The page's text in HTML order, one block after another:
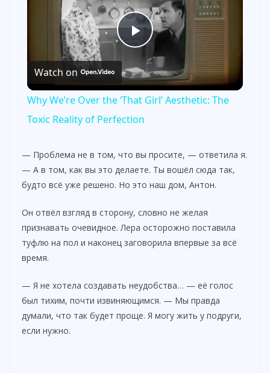
P
l
a
y
V
i
e
Watch on
Why We’re Over the ‘That Girl’ Aesthetic: The
Toxic Reality of Perfection
— Проблема не в том, что вы просите, — ответила я.
— А в том, как вы это делаете. Ты вошёл сюда так,
будто всё уже решено. Но это наш дом, Антон.
Он отвёл взгляд в сторону, словно не желая
признавать очевидное. Лера осторожно поставила
туфлю на пол и наконец заговорила впервые за всё
время.
— Я не хотела создавать неудобства… — её голос
был тихим, почти извиняющимся. — Мы правда
думали, что так будет проще. Я могу жить у подруги,
если нужно.